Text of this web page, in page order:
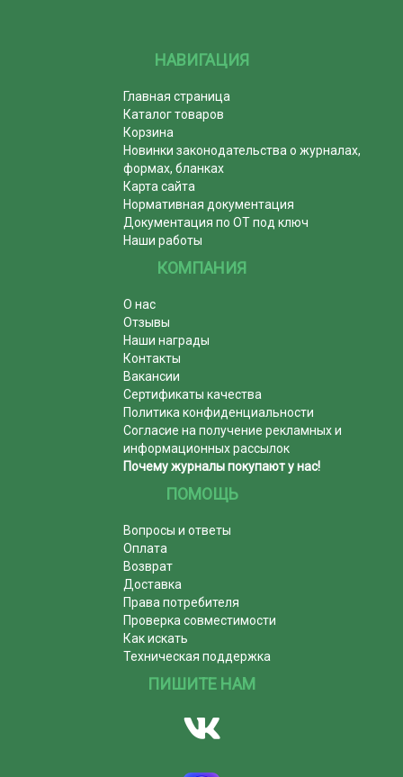
НАВИГАЦИЯ
Главная страница
Каталог товаров
Корзина
Новинки законодательства о журналах,
формах, бланках
Карта сайта
Нормативная документация
Документация по ОТ под ключ
Наши работы
КОМПАНИЯ
О нас
Отзывы
Наши награды
Контакты
Вакансии
Сертификаты качества
Политика конфиденциальности
Согласие на получение рекламных и
информационных рассылок
Почему журналы покупают у нас!
ПОМОЩЬ
Вопросы и ответы
Оплата
Возврат
Доставка
Права потребителя
Проверка совместимости
Как искать
Техническая поддержка
ПИШИТЕ НАМ